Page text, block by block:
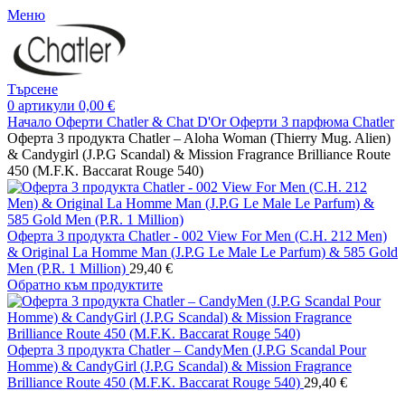
Меню
Търсене
0 артикули 0,00 €
Начало Оферти Chatler & Chat D'OrОферти 3 парфюма Chatler
Оферта 3 продукта Chatler – Aloha Woman (Thierry Mug. Alien)
& Candygirl (J.P.G Scandal) & Mission Fragrance Brilliance Route
450 (M.F.K. Baccarat Rouge 540)
Оферта 3 продукта Chatler - 002 View For Men (C.H. 212 Men)
& Original La Homme Man (J.P.G Le Male Le Parfum) & 585 Gold
Men (P.R. 1 Million) 29,40 €
Обратно към продуктите
Оферта 3 продукта Chatler – CandyMen (J.P.G Scandal Pour
Homme) & CandyGirl (J.P.G Scandal) & Mission Fragrance
Brilliance Route 450 (M.F.K. Baccarat Rouge 540) 29,40 €